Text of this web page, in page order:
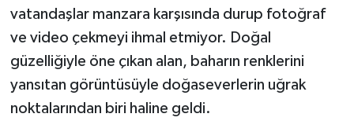
vatandaşlar manzara karşısında durup fotoğraf
ve video çekmeyi ihmal etmiyor. Doğal
güzelliğiyle öne çıkan alan, baharın renklerini
yansıtan görüntüsüyle doğaseverlerin uğrak
noktalarından biri haline geldi.